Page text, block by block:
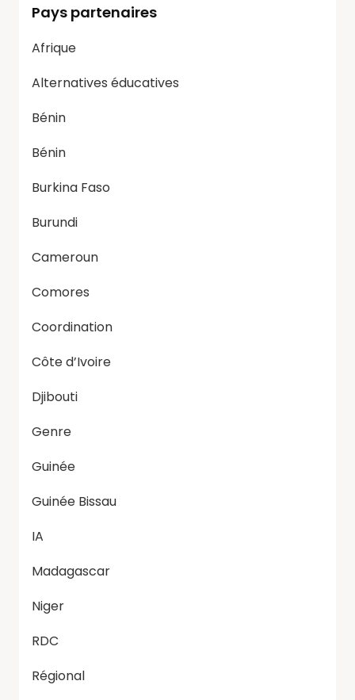
Pays partenaires
Afrique
Alternatives éducatives
Bénin
Bénin
Burkina Faso
Burundi
Cameroun
Comores
Coordination
Côte d’Ivoire
Djibouti
Genre
Guinée
Guinée Bissau
IA
Madagascar
Niger
RDC
Régional